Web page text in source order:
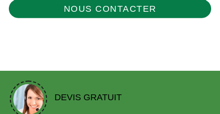
NOUS CONTACTER
DEVIS GRATUIT